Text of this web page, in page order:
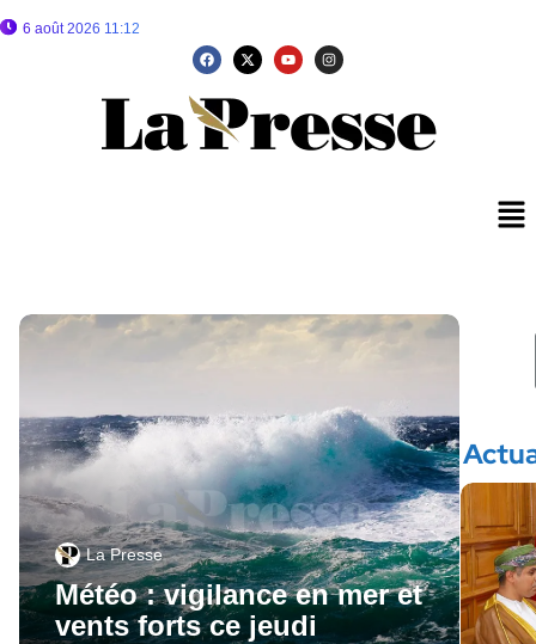
6 août 2026 11:12
La Presse
Météo : vigilance en mer et
vents forts ce jeudi